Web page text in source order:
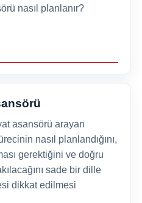
nasıl planlanır?
asansörü arayan
nasıl planlandığını,
gerektiğini ve doğru
sade bir dille
dikkat edilmesi